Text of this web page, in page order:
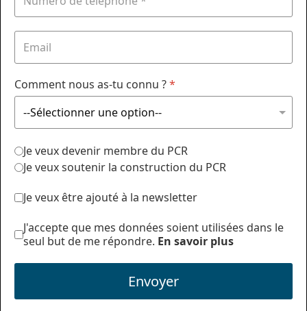
Comment nous as-tu connu ?*
Je veux devenir membre du PCR
Je veux soutenir la construction du PCR
Je veux être ajouté à la newsletter
J'accepte que mes données soient utilisées dans le
seul but de me répondre. En savoir plus
Envoyer